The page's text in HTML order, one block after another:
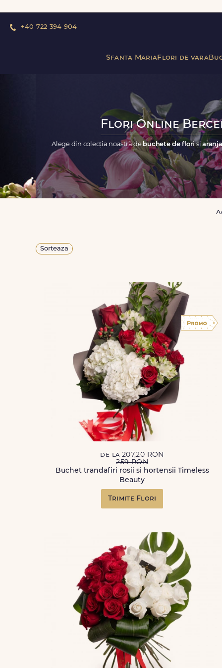
+40 722 394 904
Sfanta MariaFlori de vara
Flori Online
Alege din colecția noastră de buchete de floriși
Sorteaza
de la 207,20 RON
259 RON
Buchet trandafiri rosii si hortensii Timeless
Beauty
Trimite Flori